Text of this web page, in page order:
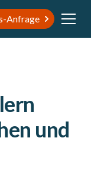
Anfrage
und